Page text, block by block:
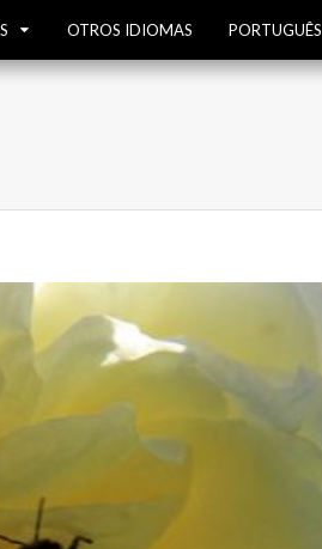
OTROS IDIOMAS PORTUGUÊS